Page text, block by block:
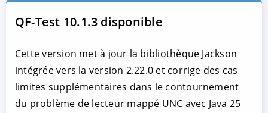
QF-Test 10.1.3 disponible
Cette version met à jour la bibliothèque Jackson
intégrée vers la version 2.22.0 et corrige des cas
limites supplémentaires dans le contournement
du problème de lecteur mappé UNC avec Java 25